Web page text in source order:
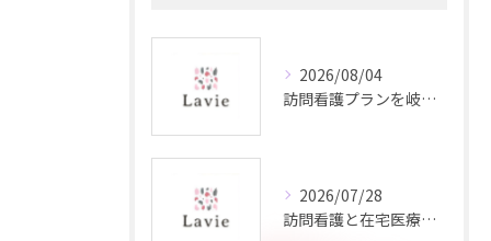
2026/08/04
訪問看護プランを岐阜県下呂市で選ぶポイントと安心して自宅療養を続けるための流れ
2026/07/28
訪問看護と在宅医療の違いと正しいサービス選択ガイド